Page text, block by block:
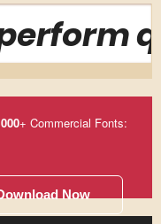
+ Commercial Fonts:
Now